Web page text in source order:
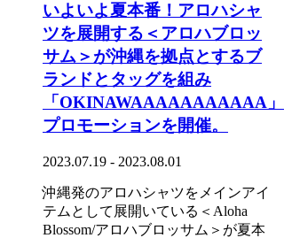
いよいよ夏本番！アロハシャ
ツを展開する＜アロハブロッ
サム＞が沖縄を拠点とするブ
ランドとタッグを組み
「OKINAWAAAAAAAAAAA」
プロモーションを開催。
2023.07.19 - 2023.08.01
沖縄発のアロハシャツをメインアイ
テムとして展開いている＜Aloha
Blossom/アロハブロッサム＞が夏本